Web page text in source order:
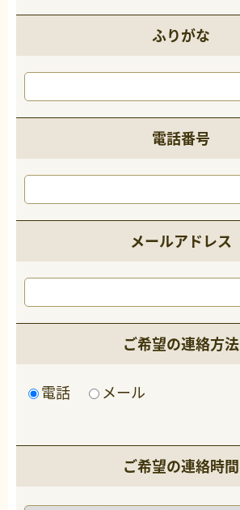
ふりがな
電話番号
メールアドレス
ご希望の連絡方法
電話 メール
ご希望の連絡時間